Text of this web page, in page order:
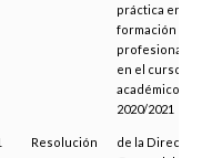
práctica en la
formación
profesional dual
en el curso
académico
2020/2021
Resolución
de la Dirección